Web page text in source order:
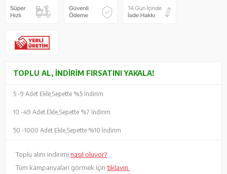
TOPLU AL, İNDIRIM FIRSATINI YAKALA!
5 -9 Adet Ekle, Sepette %5 İndirim
10 -49 Adet Ekle, Sepette %7 İndirim
50 -1000 Adet Ekle, Sepette %10 İndirim
Toplu alım indirimi nasıl oluyor?
Tüm kampanyaları görmek için tıklayın.